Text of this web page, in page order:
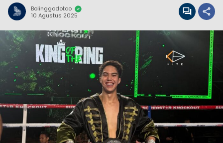
Bolinggodotco
10 Agustus 2025